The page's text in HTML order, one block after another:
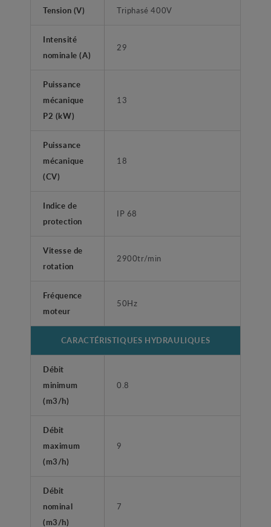
Tension (V) Triphasé 400V
Intensité
nominale (A)
29
Puissance
mécanique
P2 (kW)
13
Puissance
mécanique
(CV)
18
Indice de
protection
IP 68
Vitesse de
rotation
2900tr/min
Fréquence
moteur
50Hz
CARACTÉRISTIQUES HYDRAULIQUES
Débit
minimum
(m3/h)
0.8
Débit
maximum
(m3/h)
9
Débit
nominal
(m3/h)
7